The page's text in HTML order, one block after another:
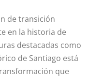
de transición
en la historia de
destacadas como
de Santiago está
que